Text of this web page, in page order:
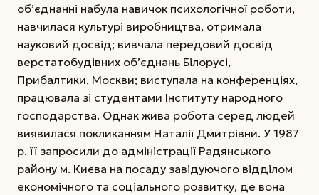
об’єднанні набула навичок психологічної роботи,
навчилася культурі виробництва, отримала
науковий досвід; вивчала передовий досвід
верстатобудівних об’єднань Білорусі,
Прибалтики, Москви; виступала на конференціях,
працювала зі студентами Інституту народного
господарства. Однак жива робота серед людей
виявилася покликанням Наталії Дмитрівни. У 1987
р. її запросили до адміністрації Радянського
району м. Києва на посаду завідуючого відділом
економічного та соціального розвитку, де вона